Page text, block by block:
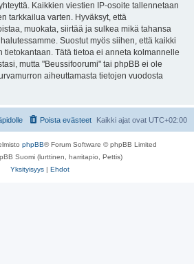
Kaikkien viestien IP-osoite tallennetaan
tarkkailua varten. Hyväksyt, että
muokata, siirtää ja sulkea mikä tahansa
Suostut myös siihen, että kaikki
tietokantaan. Tätä tietoa ei anneta kolmannelle
mutta "Beussifoorumi" tai phpBB ei ole
aiheuttamasta tietojen vuodosta
Kaikki ajat ovat UTC+02:00
Poista evästeet
phpBB® Forum Software © phpBB Limited
Suomi (lurttinen, harritapio, Pettis)
Yksityisyys | Ehdot